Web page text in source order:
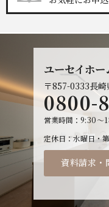
ユーセイホ
〒857-0333長
0800-
営業時間
9:30～
定休日
水曜日・
資料請求・